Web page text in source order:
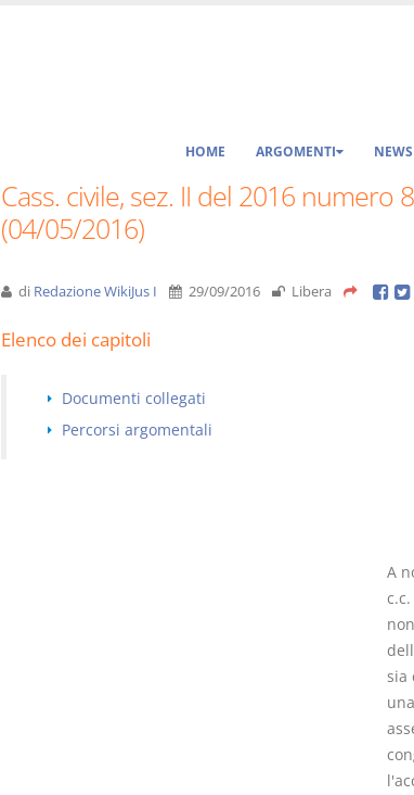
HOME ARGOMENTI NEWS
Cass. civile, sez. II del 2016 numero
(04/05/2016)
di Redazione WikiJus I 29/09/2016 Libera
Elenco dei capitoli
Documenti collegati
Percorsi argomentali
A
sia